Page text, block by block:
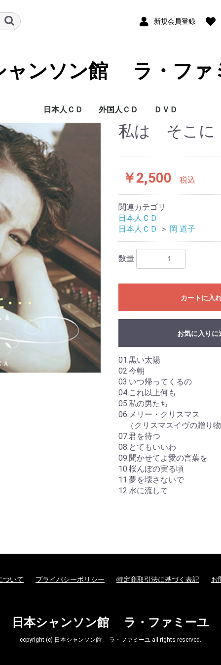
新規会員登録
ャンソン館 ラ・ファ
日本人ＣＤ
藍澤 幸頼
青木 裕史
青木 FUKI
青山 桂子
浅草 慶子
朝倉 まみ
芦野 宏
麻生 恵
阿部 レイ
あみ
新井 英一
荒井 洸子
荒井 基裕
荒木 陽一
アリア
有光 雅子
淡谷 のり子
安寿 ミラ
安奈 淳
池澤 彩
池田 ひろ子
いさらい香奈子
石井 慶子
石井 祥子
石井 好子
いしざか びんが
泉 麗子
井関 真人
一ノ瀬 和子
伊藤 佐知子
伊東 はじめ
伊藤 ライム
稲谷 奈緒美
今里 哲
岩崎 桃子
岩花 淑子
上原 一途
植松 奈加子
ウエマツ 奈加子
うつみ 宮土理
海原 純子
浦 ひろみ
上野 郁子
大木 康子
大竹 しのぶ
大塚 茉莉子
大滝 善子
大鳥 れい
大原 ますみ
大平 信幸
大美賀 彰代
大村 禮子
大矢 由理佳
岡田 千摩子
岡 道子
岡山 加代子
尾川 京子
小川 景司
奥田 晶子
奥田 真祐美
小倉 浩二
オムニバス J
甲斐 和代
貝山 幸子
かいやま 由起
加治屋 里砂子
拵井 加代子
風 かおる
かとう えい子
加藤 久仁彦
加藤 順子
加藤 登紀子
金沢 小夜子
金子 由香利
鎌田 佳代子
川島 弘
河田 黎
如月 伶生
如月 伶生 & 朧月
岸本 悟明
岸 洋子
北岡 樹
北川 太朗
くどうべん
熊谷 道子
クミコ
具志堅ナヲ
K 淳子
香田 夏織
高 英男
公 眞由美
古賀 功子
古賀 力
越路 吹雪
小林 ちから
小林 美恵子
小堀 順子
豪 佑樹
佐伯 枝美
坂田 早苗
嵯峨 美子
佐川 由紀子
ＳＡＫＵＲＡ．
桜井 ハルコ
桜 みさを
佐古田 清美
ささき 絢子
佐々木 秀実
笹 潤子
佐竹 律香
佐野 加織
さほ まりこ
沢木 順
志咲 なおみ
姿月 あさと
紫乃路 えり
しのはら としお
柴田 乃生子
渋谷 文太郎
しますえ よしお
嶋本 秀朗
島本 弘子
清水 式子
清水 康子
下田 まゆみ
翔 ユリ子
白木 ゆう子
新城 まゆみ
SHIN太郎
junko
Junko & French Kis
Swing Niglots
菅原 佐知子
菅原 洋一
杉田 真理子
杉原 あつ子
杉村 美恵
杉山 泰子
セツ SETU
瀬間 千恵
芹沢 抄子
薔薇 美子
高久 由紀子
TAKAKO
高崎 啓子
高橋 絵実
高木 聖乃
高木 満寿美
高木 椋太
滝 むつみ
竹下 ユキ
竹山 京李
田嶋 陽子
田尻 勝久
唯文
橘 妃呂子
田中 朗
谷古 晴美
田の上 一洲
珠木 美甫
タマーラ
千秋 みつる
千城 恵
月宮 たづ子
つのだ よしひろ
椿井 亘
出口 美保
東地 美佳
戸川 昌子
富田 喜子
斗南 良子
TOMUYA
友納 あけみ
友部 裕子
長瀬 ゆき
仲代 圭吾
中原 美紗緒
仲 マサコ
中村 扶実
中山 節子
夏 夕子
南條 桂
西原 けい子
西原 啓子
西山 伊佐子
二宮 眞知子
根来 美佐子
野坂 暘子
野田 広子
野原 百合子
芳賀 千勢子
橋本 奈央子
畠山 文男
波多野 まき
花田 和子
花田 玲子
浜﨑 久美子
林 美喜
原 洋子
原 れい子
薔薇天使族 ( 岩元 ガン
子 )
坂東 玉三郎
東丘 いずひ
ひなつ 幻
平出 美知子
平野 淑子
平野 りり子
広瀬 節子
広瀬 敏郎
深江 ゆか
深緑 夏代
福井 晶子
福浦 光洋
藤井 レイ子
藤川 玲子
古坂 るみ子
フレンチキス
文太郎
ペギー 葉山
ほさか 夏子
星奈 佐和子
堀田 さちこ
堀 郁子
堀内 環
前田 こずえ
前原 かずみ
MAKIKO
槇 小奈帆
真琴 つばさ
松原 ルリ子
松本 かずこ
松本 かずみ
松本 幸枝
真矢 ケイ
黛 ようこ
MIKAKO
美樹 ひろみ
三崎 よし子
水織 ゆみ
峰 大介
Mihoko
宮入 公子
宮薗 洋子
美輪 明宏
ムッシュ 矢田部
村上 進
村上 リサ
森岡 怜子
森次 晃嗣
モンデン モモ
ヤスコ
ヤスコ Wild
山口 早智子
山口 陽子
山口 蘭子
山越 愛子
山添 恵子
山田 左知子
山本 満里子
山本 リンダ
湯井 一葉
悠路
行代 美都
YOSHIKO
吉田 慧巳
吉永 修子
米田 まり
RIO 「 朧月 」
劉 玉瑛
梨里香
Lili Ley
REICHEL
若林 圭子
若林 ケン
渡辺 歌子
渡辺 えり
渡邉 千歌
渡邉 嘉子
ベルト シルヴァ
外国人ＣＤ
アダモ
アニー コルディ
アラン バリエール
アリスティード ブリ
アリス ドナ
アリゼ
アルフレッド ハウ
アルレッティ
アンドレ クラヴォー
アンナ プリュクナル
アンリ サルヴァドー
イヴェット ジロー
イヴォンヌ プランタ
イヴ デュテイユ
イヴ モンタン
イザベル オーブレ
イザベル ブーレイ
ヴァネッサ パラディ
ヴィッキー
エディー コンスタン
エディット ピアフ
エディ ミッチェル
エルヴェ ヴィラール
エレーヌ セガラ ジ
エンリコ マシアス
オムニバス
オムニバス F
カトリーヌ ソヴァー
ギ ベアール
ギレーヌ ギイ
グラシェラ スサーナ
グラロス
クレール エルジエー
クレモンティーヌ
クロード ゴアティ
クロード チアリ
クロード ヌガロ
クロード フランソワ
グロリア ラッソ
コラ ヴォケール
コレット ルナール
ザーズ
ジェーン バーキン
ジェルメーヌ モンテ
ジジ ジャンメール
ジャクリーヌ ダノ
ジャクリーヌ フラン
ジャック デュトロン
ジャック ドゥーエ
ジャック ブレル
シャルル アズナヴー
シャルル デュモン
シャルル トレネ
ジャン イヴ ティボー
ジャン ギャバン
ジャン クロード パス
ジャンゴ ラインハル
ジャン サブロン
シャンソンの友
ジャン フェラ
シュジー ソリドール
ジュリエット
ジュリエット グレコ
ジョエル オルメス
ジョセフィン ベーカ
ジョニー アリディ
ジョルジュ ゲタリ
ジョルジュ ブラッサ
ジョルジュ ムスタキ
ジョルジュ ユルメー
シルヴィ バルタン
ジル エグロ
ジル エ ジュリアン
ジルベール ベコー
ステファン グラッペ
セシレーム
セルジュ ゲンスブー
セルジュ ラマ
セルジュ レジアニ
ダニー ドーベルソン
ダニエル ヴィダル
ダニエル ダリュー
ダミア
ダリオ モレノ
ダリダ
ティノ ロッシ
ドミニク シャニョン
ドミニック クラヴィ
ナナ ムスクーリ
ニコル ルーヴィエ
ニコレッタ
パタシュ
パトリシア カース
パトリック ヌジェ
バルバラ
バルバリー
ピア コロンボ
ピエール デュダン
ピエール バルー
フェリックス マイヨ
フェリックス ルクレ
フランシス ルマルク
フランシス レイ オー
フランス ギャル
フランセスカ ソルヴ
フランソワーズ アル
フリオ イグレシアス
ブリジット バルドー
ブールヴィル
フレエル
フローランス ヴェラ
ボビー ジャスパー
ボリス ヴィアン
ポール モーリア
マキシム ル フォレス
マチュー ボガード
マチュ− ロザス
マテ アルテリ
マニュ モーガン
マリー ラフォレ
マリ デュバ
マルセル アモン
ミスタンゲット
ミック ミッシェル
ミッシェル アルノー
ミッシェル サルドゥ
ミッシェル デルペッ
ミッシェル フュガン
ミッシェル ポルナレ
ミッシェル ルグラン
ミレイユ
ミレイユ マチュー
ムルージ
メニルモンタン
モーリス シュヴァリ
モーリス ファノン
モニック モレリ
ヤン ファンシュ ケメ
ララ ファビアン
リーヌ ルノー
リス ゴーティ
リナ ケッティ
リュシエンヌ ドリー
リュシエンヌ ボワイ
リリ キューブ
ルイス マリアノ
ルネ ルバ
ルノー
レイモン ルフェーヴ
レオ フェレ
レオ マルジャンヌ
レジーヌ
レ フレール ジャック
ＤＶＤ
芦野 宏 DVD
石井 好子 DVD
越路 吹雪 DVD
長坂 玲 DVD
米田 まり DVD
若林 ケン DVD
私は そこに
￥2,500 税込
関連カテゴリ
日本人ＣＤ
日本人ＣＤ ＞ 岡 道子
数量
カートに入
お気に入りに
01.黒い太陽
02.今朝
03.いつ帰ってくるの
04.これ以上何も
05.私の男たち
06.メリー・クリスマス
（クリスマスイヴの贈り物
07.君を待つ
08.とてもいいわ
09.聞かせてよ愛の言葉を
10.桜んぼの実る頃
11.夢を壊さないで
12.水に流して
ついて プライバシーポリシー 特定商取引法に基づく表記 お
日本シャンソン館 ラ・ファミーユ
copyright (c) 日本シャンソン館 ラ・ファミーユ all rights reserved.